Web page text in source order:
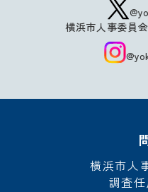
横浜市人事委員
横浜市人
調査